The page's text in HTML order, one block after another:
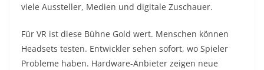
viele Aussteller, Medien und digitale Zuschauer.
Für VR ist diese Bühne Gold wert. Menschen können
Headsets testen. Entwickler sehen sofort, wo Spieler
Probleme haben. Hardware-Anbieter zeigen neue